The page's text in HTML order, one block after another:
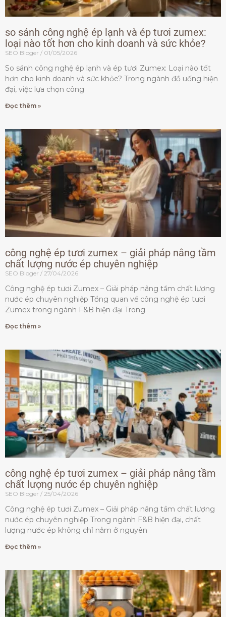
so sánh công nghệ ép lạnh và ép tươi zumex:
loại nào tốt hơn cho kinh doanh và sức khỏe?
SEO Bloger 01/05/2026
So sánh công nghệ ép lạnh và ép tươi Zumex: Loại nào tốt
hơn cho kinh doanh và sức khỏe? Trong ngành đồ uống hiện
đại, việc lựa chọn công
Đọc thêm »
công nghệ ép tươi zumex – giải pháp nâng tầm
chất lượng nước ép chuyên nghiệp
SEO Bloger 27/04/2026
Công nghệ ép tươi Zumex – Giải pháp nâng tầm chất lượng
nước ép chuyên nghiệp Tổng quan về công nghệ ép tươi
Zumex trong ngành F&B hiện đại Trong
Đọc thêm »
công nghệ ép tươi zumex – giải pháp nâng tầm
chất lượng nước ép chuyên nghiệp
SEO Bloger 25/04/2026
Công nghệ ép tươi Zumex – Giải pháp nâng tầm chất lượng
nước ép chuyên nghiệp Trong ngành F&B hiện đại, chất
lượng nước ép không chỉ nằm ở nguyên
Đọc thêm »